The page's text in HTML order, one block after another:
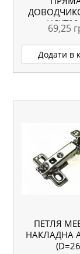
69,25
Додати в
ПЕТЛЯ
НАКЛАДНА